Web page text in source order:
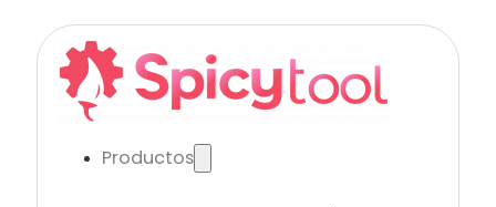
Productos